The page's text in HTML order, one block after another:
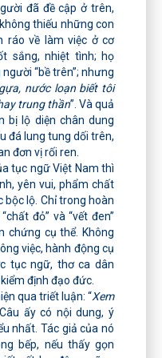
đã đề cập ở trên,
thiếu những con
ráo về làm việc ở cơ
sắng, nhiệt tình; họ
“bề trên”; nhưng
nước loạn biết tôi
trung thần”. Và quả
bị lộ diện chân dung
đá lung tung dối trên,
đơn vị rối ren.
tục ngữ Việt Nam thì
yên vui, phẩm chất
lộ. Chỉ trong hoàn
đỏ” và “vết đen”
chứng cụ thể. Không
việc, hành động cụ
tục ngữ, thơ ca dân
định đạo đức.
qua triết luận: “Xem
ấy có nội dung, ý
nhất. Tác giả của nó
bếp, nếu thấy gọn